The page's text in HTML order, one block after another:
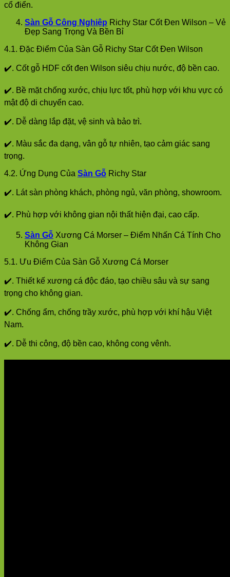
cổ điển.
Sàn Gỗ Công Nghiệp Richy Star Cốt Đen Wilson – Vẻ
Đẹp Sang Trọng Và Bền Bỉ
4.1. Đặc Điểm Của Sàn Gỗ Richy Star Cốt Đen Wilson
✔️. Cốt gỗ HDF cốt đen Wilson siêu chịu nước, độ bền cao.
✔️. Bề mặt chống xước, chịu lực tốt, phù hợp với khu vực có
mật độ di chuyển cao.
✔️. Dễ dàng lắp đặt, vệ sinh và bảo trì.
✔️. Màu sắc đa dạng, vân gỗ tự nhiên, tạo cảm giác sang
trọng.
4.2. Ứng Dụng Của Sàn Gỗ Richy Star
✔️. Lát sàn phòng khách, phòng ngủ, văn phòng, showroom.
✔️. Phù hợp với không gian nội thất hiện đại, cao cấp.
Sàn Gỗ Xương Cá Morser – Điểm Nhấn Cá Tính Cho
Không Gian
5.1. Ưu Điểm Của Sàn Gỗ Xương Cá Morser
✔️. Thiết kế xương cá độc đáo, tạo chiều sâu và sự sang
trọng cho không gian.
✔️. Chống ẩm, chống trầy xước, phù hợp với khí hậu Việt
Nam.
✔️. Dễ thi công, độ bền cao, không cong vênh.